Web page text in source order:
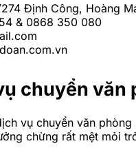
Định Công, Hoàng
& 0868 350 080
chuyển văn
vụ chuyển văn
chừng rất mệt mỏi